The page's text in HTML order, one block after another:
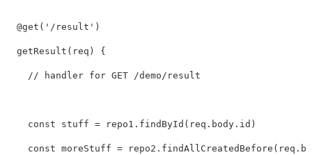
  @get('/result')
  getResult(req) {
    // handler for GET /demo/result
    const stuff = repo1.findById(req.body.id)
const moreStuff =